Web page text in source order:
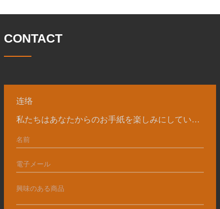
電、石油機械部品、建設機械、鉱業、冶
CONTACT
连络
私たちはあなたからのお手紙を楽しみにしています